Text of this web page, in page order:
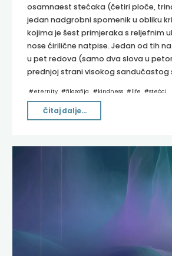
osamnaest stećaka (četiri ploče,
jedan nadgrobni spomenik u obliku
kojima je šest primjeraka s reljefnim
nose ćirilične natpise. Jedan od tih
u pet redova (samo dva slova u
prednjoj strani visokog sandučastog
#eternity #filozofija #kindness #life #stećci
Čitaj dalje...